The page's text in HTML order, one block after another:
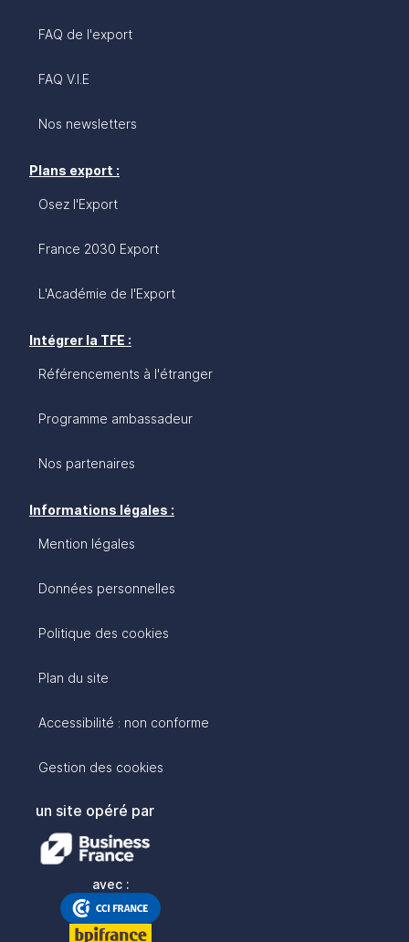
FAQ de l'export
FAQ V.I.E
Nos newsletters
Plans export :
Osez l'Export
France 2030 Export
L'Académie de l'Export
Intégrer la TFE :
Référencements à l'étranger
Programme ambassadeur
Nos partenaires
Informations légales :
Mention légales
Données personnelles
Politique des cookies
Plan du site
Accessibilité : non conforme
Gestion des cookies
un site opéré par
avec :